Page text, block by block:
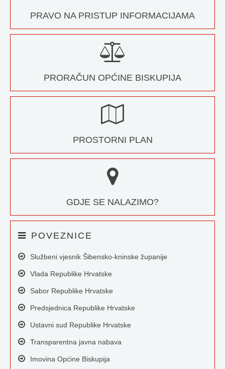
PRAVO NA PRISTUP INFORMACIJAMA
PRORAČUN OPĆINE BISKUPIJA
PROSTORNI PLAN
GDJE SE NALAZIMO?
POVEZNICE
Službeni vjesnik Šibensko-kninske županije
Vlada Republike Hrvatske
Sabor Republike Hrvatske
Predsjednica Republike Hrvatske
Ustavni sud Republike Hrvatske
Transparentna javna nabava
Imovina Općine Biskupija